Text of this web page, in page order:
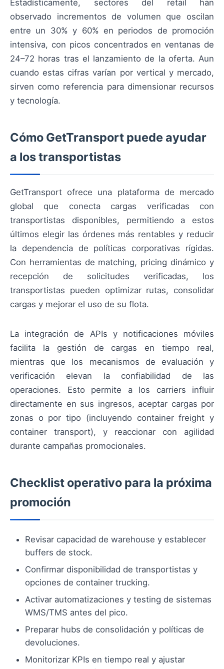
Estadísticamente, sectores del retail han
observado incrementos de volumen que oscilan
entre un 30% y 60% en periodos de promoción
intensiva, con picos concentrados en ventanas de
24–72 horas tras el lanzamiento de la oferta. Aun
cuando estas cifras varían por vertical y mercado,
sirven como referencia para dimensionar recursos
y tecnología.
Cómo GetTransport puede ayudar
a los transportistas
GetTransport ofrece una plataforma de mercado
global que conecta cargas verificadas con
transportistas disponibles, permitiendo a estos
últimos elegir las órdenes más rentables y reducir
la dependencia de políticas corporativas rígidas.
Con herramientas de matching, pricing dinámico y
recepción de solicitudes verificadas, los
transportistas pueden optimizar rutas, consolidar
cargas y mejorar el uso de su flota.
La integración de APIs y notificaciones móviles
facilita la gestión de cargas en tiempo real,
mientras que los mecanismos de evaluación y
verificación elevan la confiabilidad de las
operaciones. Esto permite a los carriers influir
directamente en sus ingresos, aceptar cargas por
zonas o por tipo (incluyendo container freight y
container transport), y reaccionar con agilidad
durante campañas promocionales.
Checklist operativo para la próxima
promoción
Revisar capacidad de warehouse y establecer
buffers de stock.
Confirmar disponibilidad de transportistas y
opciones de container trucking.
Activar automatizaciones y testing de sistemas
WMS/TMS antes del pico.
Preparar hubs de consolidación y políticas de
devoluciones.
Monitorizar KPIs en tiempo real y ajustar